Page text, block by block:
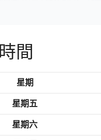
間
星期
星期五
星期六